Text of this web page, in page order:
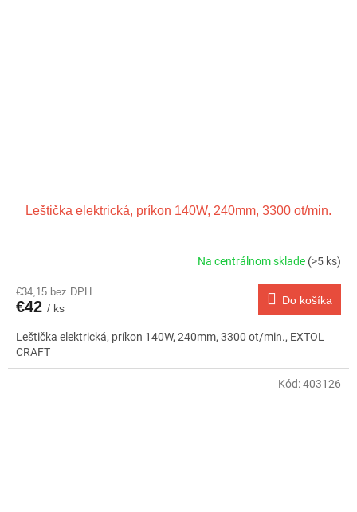
Leštička elektrická, príkon 140W, 240mm, 3300 ot/min.
Na centrálnom sklade (>5 ks)
€34,15 bez DPH
€42 / ks
Do košíka
Leštička elektrická, príkon 140W, 240mm, 3300 ot/min., EXTOL
CRAFT
Kód:403126